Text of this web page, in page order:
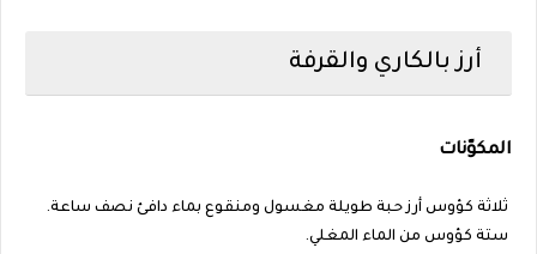
أرز بالكاري والقرفة
المكوّنات
ثلاثة كؤوس أرز حبة طويلة مغسول ومنقوع بماء دافئ نصف ساعة.
ستة كؤوس من الماء المغلي.